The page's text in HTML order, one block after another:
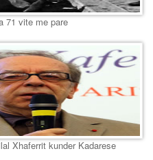
71 vite me pare
Xhaferrit kunder Kadarese